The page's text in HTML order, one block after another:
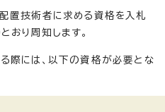
置技術者に求める資格を入札
おり周知します。
際には、以下の資格が必要とな